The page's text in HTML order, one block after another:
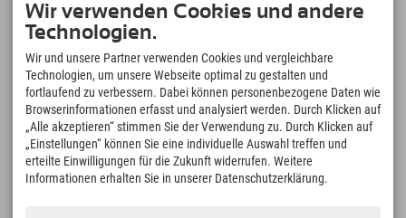
Explorer App
Upload Deiner #ExplorerMoments, Mein
Explorer To Go mit Buchungsübersicht,
Bucketlist, Restaurantübersicht uvm. Jetzt
downloaden!
Zeit für Explorer Moments
166 4.634km
Pisten zum Skifahren und
Wir verwenden Cookies und andere
Technologien.
Wir und unsere Partner verwenden Cookies und vergleichbare
Technologien, um unsere Webseite optimal zu gestalten und
fortlaufend zu verbessern. Dabei können personenbezogene Daten wie
Browserinformationen erfasst und analysiert werden. Durch Klicken auf
„Alle akzeptieren“ stimmen Sie der Verwendung zu. Durch Klicken auf
„Einstellungen“ können Sie eine individuelle Auswahl treffen und
erteilte Einwilligungen für die Zukunft widerrufen. Weitere
Informationen erhalten Sie in unserer Datenschutzerklärung.